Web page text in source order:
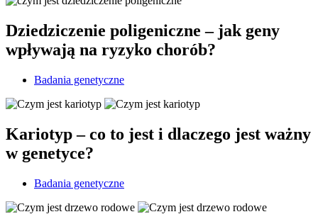
Dziedziczenie poligeniczne – jak geny
wpływają na ryzyko chorób?
Badania genetyczne
Kariotyp – co to jest i dlaczego jest ważny
w genetyce?
Badania genetyczne